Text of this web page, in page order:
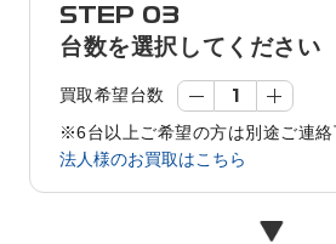
STEP 03
台数を選択してください
買取希望台数
※6台以上ご希望の方は別途ご連絡
法人様のお買取はこちら